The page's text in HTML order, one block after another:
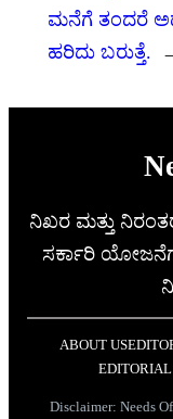
ಮನೆಗೆ ತಂದರೆ
ಹರಿದು ಬರುತ್ತೆ.
ನಿಖರ ಮತ್ತು
ಸರ್ಕಾರಿ
ABOUT US
Disclaimer: Needs